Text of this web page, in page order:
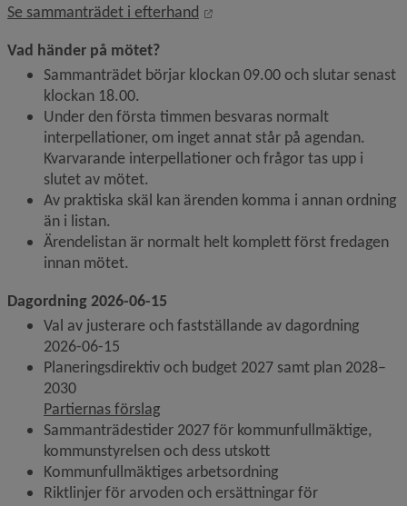
Se sammanträdet i efterhand
Länk till annan webbplats,
Vad händer på mötet?
Sammanträdet börjar klockan 09.00 och slutar senast
klockan 18.00.
Under den första timmen besvaras normalt
interpellationer, om inget annat står på agendan.
Kvarvarande interpellationer och frågor tas upp i
slutet av mötet.
Av praktiska skäl kan ärenden komma i annan ordning
än i listan.
Ärendelistan är normalt helt komplett först fredagen
innan mötet.
Dagordning 2026-06-15
Val av justerare och fastställande av dagordning
2026-06-15
Planeringsdirektiv och budget 2027 samt plan 2028–
2030
Partiernas förslag
Sammanträdestider 2027 för kommunfullmäktige,
kommunstyrelsen och dess utskott
Kommunfullmäktiges arbetsordning
Riktlinjer för arvoden och ersättningar för